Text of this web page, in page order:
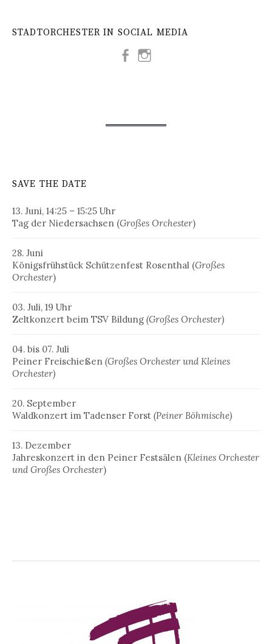
STADTORCHESTER IN SOCIAL MEDIA
SAVE THE DATE
13. Juni, 14:25 – 15:25 Uhr
Tag der Niedersachsen (Großes Orchester)
28. Juni
Königsfrühstück Schützenfest Rosenthal (Großes
Orchester)
03. Juli, 19 Uhr
Zeltkonzert beim TSV Bildung (Großes Orchester)
04. bis 07. Juli
Peiner Freischießen (Großes Orchester und Kleines
Orchester)
20. September
Waldkonzert im Tadenser Forst (Peiner Böhmische)
13. Dezember
Jahreskonzert in den Peiner Festsälen (Kleines Orchester
und Großes Orchester)